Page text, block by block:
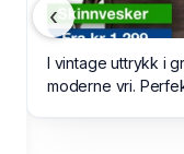
‹
I vintage uttrykk i
moderne vri.